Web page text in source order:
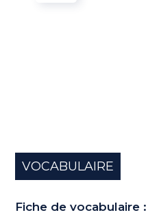
VOCABULAIRE
Fiche de vocabulaire